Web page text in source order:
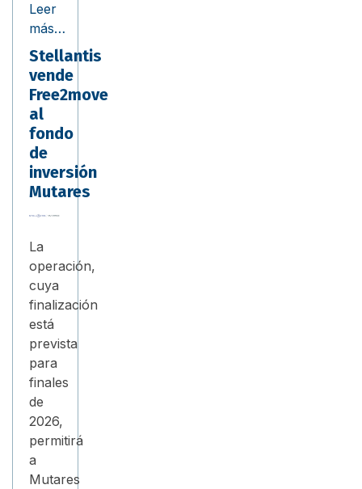
Leer
más…
Stellantis
vende
Free2move
al
fondo
de
inversión
Mutares
La
operación,
cuya
finalización
está
prevista
para
finales
de
2026,
permitirá
a
Mutares